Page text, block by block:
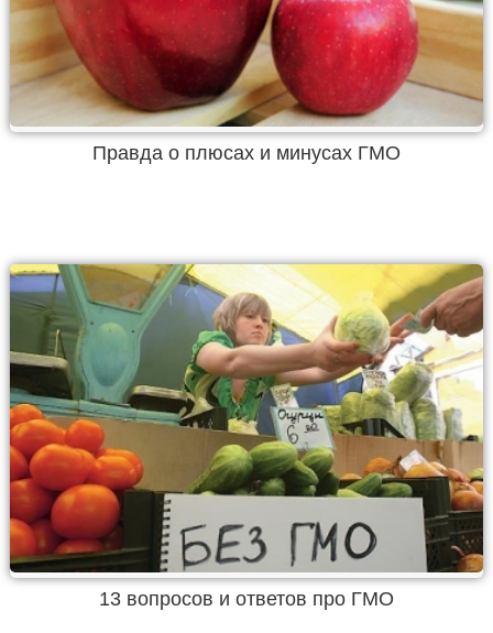
Правда о плюсах и минусах ГМО
13 вопросов и ответов про ГМО